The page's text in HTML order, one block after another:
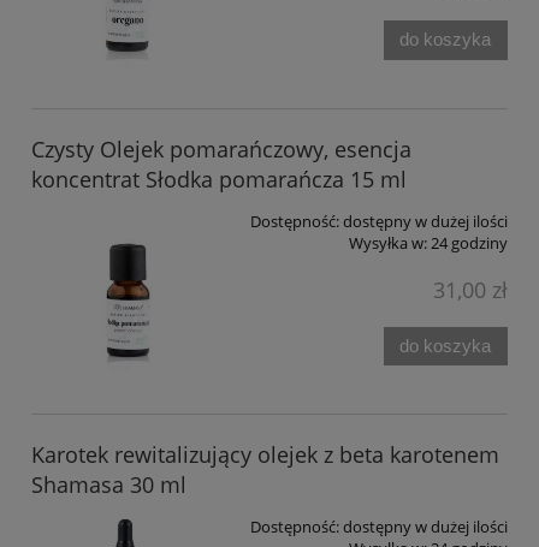
do koszyka
Czysty Olejek pomarańczowy, esencja
koncentrat Słodka pomarańcza 15 ml
Dostępność:dostępny w dużej ilości
Wysyłka w: 24 godziny
31,00 zł
do koszyka
Karotek rewitalizujący olejek z beta karotenem
Shamasa 30 ml
Dostępność:dostępny w dużej ilości